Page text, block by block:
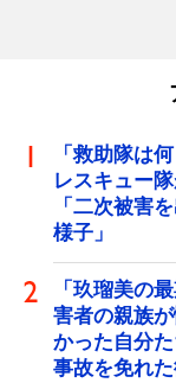
「救助隊は
レスキュー
「二次被害
様子」
「玖瑠美の
害者の親族
かった自分
事故を免れ